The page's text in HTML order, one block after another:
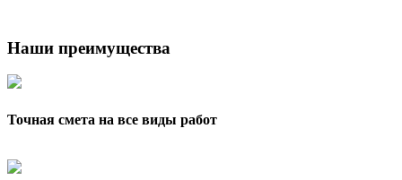
Наши преимущества
Точная смета на все виды работ